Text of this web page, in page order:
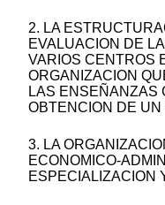
2. LA
EVALUACION DE
VARIOS CENTROS
ORGANIZACION
LAS ENSEÑANZAS
OBTENCION DE
3. LA
ECONOMICO-
ESPECIALIZACION